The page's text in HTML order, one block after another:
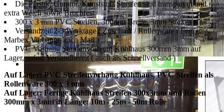
Die Plastik, Gummi, Kunststoff Streifen sind transparent und
extra Weich sowie Bruchfest
300 x 3 mm PVC Streifen, 300mm Breite, 3mm Stärke
Versandzeit 2-3 Werktage ( Zuschnitt / Rollenware / Fertige
Marbex Vorhänge nach Maß )
PVC Vorhang Streifenvorhang Kühlhaus 300mm 3mm auf
Lager, sofort Versandbereit ( auch als Schnellversand )
Auf Lager: PVC Streifenvorhang Kühlhaus, PVC Streifen als
Rollenware 300 x 3 mm
Auf Lager: Fertige Kühlhaus Streifen 300x3mm und Rollen
300mm x 3mm in Länge: 10m - 25m - 50m Rolle